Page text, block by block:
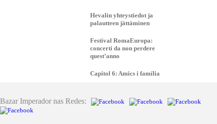
Hevalin yhteystiedot ja
palautteen jättäminen
Festival RomaEuropa:
concerti da non perdere
quest’anno
Capítol 6: Amics i família
Bazar Imperador nas Redes: